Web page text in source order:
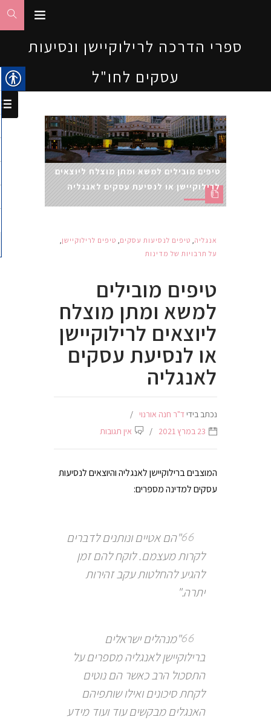
ספרי הדרכה לרילוקיישן ונסיעות
עסקים לחו"ל
טיפים מובילים למשא ומתן מוצלח ליוצאים
לרילוקיישן או לנסיעת עסקים לאנגליה
אנגליה, טיפים לנסיעות עסקים, טיפים לרילוקיישן,
על תרבויות של מדינות
טיפים מובילים
למשא ומתן מוצלח
ליוצאים לרילוקיישן
או לנסיעת עסקים
לאנגליה
נכתב בידיד"ר חנה אורנוי
23 במרץ 2021
אין תגובות
המוצבים ברילוקיישן לאנגליה והיוצאים לנסיעות
עסקים למדינה מספרים:
"הם אטיים ונותנים לדברים
לקרות מעצמם. לוקח להם זמן
להגיע להחלטות עקב זהירות
יתרה."
"מנהלים ישראלים
ברילוקיישן לאנגליה מספרים על
התסכול הרב כאשר הם נוטים
לקחת סיכונים ואילו שותפיהם
האנגלים מבקשים עוד ועוד מידע